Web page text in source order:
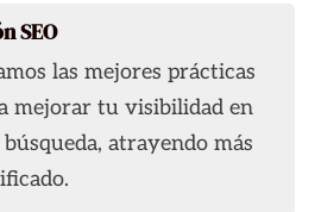
SEO
las mejores prácticas
mejorar tu visibilidad en
atrayendo más